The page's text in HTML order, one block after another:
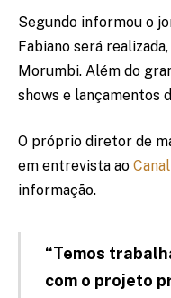
Segundo informou o
Fabiano será
Morumbi. Além do
shows e lançamentos
O próprio diretor de
em entrevista ao
informação.
“Temos
com o projeto